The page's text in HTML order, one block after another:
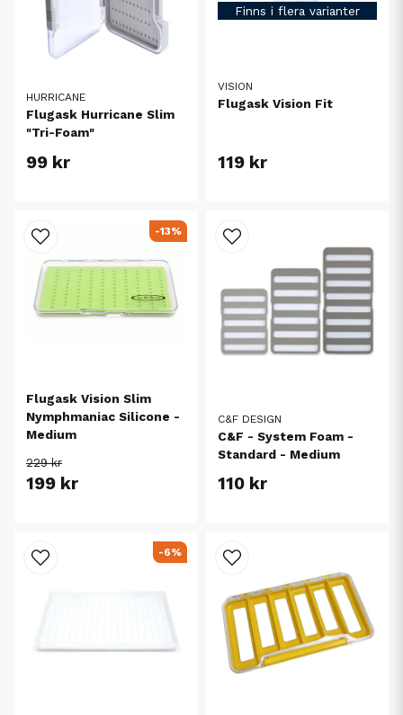
HURRICANE
Flugask Hurricane Slim
"Tri-Foam"
99 kr
Finns i flera varianter
VISION
Flugask Vision Fit
119 kr
Flugask Vision Slim
Nymphmaniac Silicone -
Medium
229 kr
199 kr
-13%
C&F DESIGN
C&F - System Foam -
Standard - Medium
110 kr
-6%